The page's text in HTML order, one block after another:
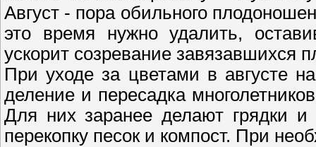
Август - пора обильного
это время нужно удалить,
ускорит созревание завязавшихся
При уходе за цветами в августе
деление и пересадка
Для них заранее делают грядки и
перекопку песок и компост. При